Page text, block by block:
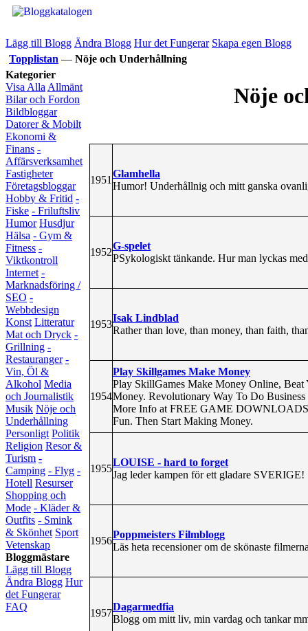
Lägg till Blogg Ändra Blogg Hur det Fungerar Skapa egen Blogg
Topplistan — Nöje och Underhållning
Kategorier
Visa Alla Allmänt
Bilar och Fordon
Bildbloggar
Datorer & Mobilt
Ekonomi &
Finans -
Affärsverksamhet
Fastigheter
Företagsbloggar
Hobby & Fritid -
Fiske - Friluftsliv
Humor Husdjur
Hälsa - Gym &
Fitness -
Viktkontroll
Internet -
Marknadsföring /
SEO -
Webbdesign
Konst Litteratur
Mat och Dryck -
Grillning -
Restauranger -
Vin, Öl &
Alkohol Media
och Journalistik
Musik Nöje och
Underhållning
Personligt Politik
Religion Resor &
Turism -
Camping - Flyg -
Hotell Resurser
Shopping och
Mode - Kläder &
Outfits - Smink
& Skönhet Sport
Vetenskap
Bloggmästare
Lägg till Blogg
Ändra Blogg Hur
det Fungerar
FAQ
Nöje
1951
Glamhella
Humor! Underhållnig och mitt ganska
1952
G-spelet
PSykologiskt tänkande. Hur man lyckas
1953
Isak Lindblad
Rather than love, than money, than faith,
1954
Play Skillgames Make Money
Play SkillGames Make Money Online,
Money. Revolutionary Way To Do
More Info at FREE GAME
Fun. Then Start Making Money.
1955
LOUISE - hard to forget
Jag leder kampen för ett gladare SVERIGE!
1956
Poppmeisters Filmblogg
Läs heta recensioner om de skönaste
1957
Dagarmedfia
Blogg om mitt liv, min vardag och tankar